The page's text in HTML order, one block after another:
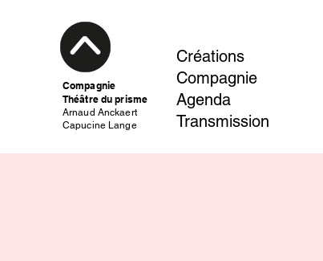
Créations
Compagnie
Agenda
Transmission
Compagnie
Théâtre du prisme
Arnaud Anckaert
Capucine Lange